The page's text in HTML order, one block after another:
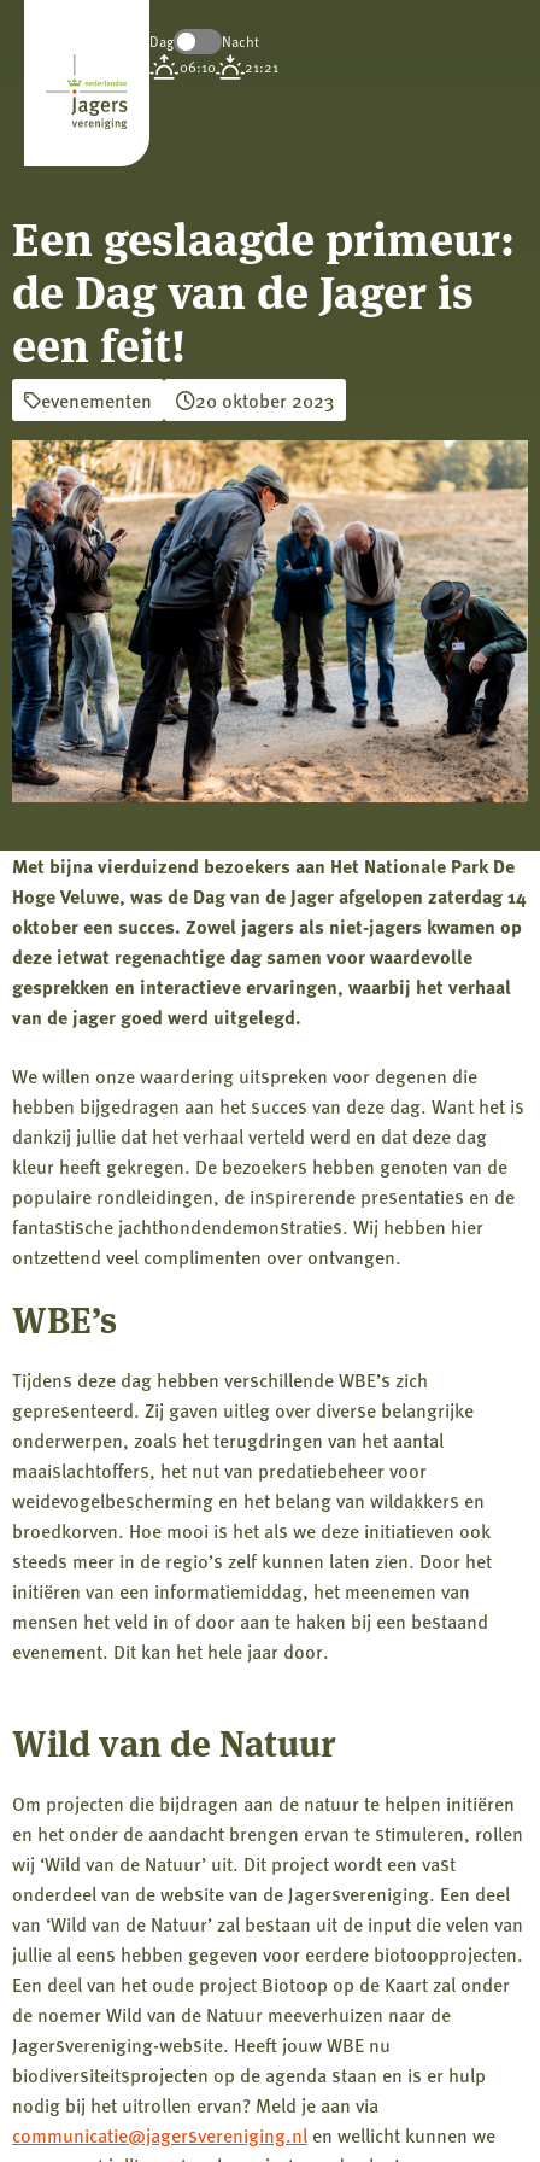
Koninklijke
Nederlandse
Jagersvereniging
Dag
Nacht
06:10
21:21
Een geslaagde primeur:
de Dag van de Jager is
een feit!
evenementen 20 oktober 2023
Met bijna vierduizend bezoekers aan Het Nationale Park De
Hoge Veluwe, was de Dag van de Jager afgelopen zaterdag 14
oktober een succes. Zowel jagers als niet-jagers kwamen op
deze ietwat regenachtige dag samen voor waardevolle
gesprekken en interactieve ervaringen, waarbij het verhaal
van de jager goed werd uitgelegd.
We willen onze waardering uitspreken voor degenen die
hebben bijgedragen aan het succes van deze dag. Want het is
dankzij jullie dat het verhaal verteld werd en dat deze dag
kleur heeft gekregen. De bezoekers hebben genoten van de
populaire rondleidingen, de inspirerende presentaties en de
fantastische jachthondendemonstraties. Wij hebben hier
ontzettend veel complimenten over ontvangen.
WBE’s
Tijdens deze dag hebben verschillende WBE’s zich
gepresenteerd. Zij gaven uitleg over diverse belangrijke
onderwerpen, zoals het terugdringen van het aantal
maaislachtoffers, het nut van predatiebeheer voor
weidevogelbescherming en het belang van wildakkers en
broedkorven. Hoe mooi is het als we deze initiatieven ook
steeds meer in de regio’s zelf kunnen laten zien. Door het
initiëren van een informatiemiddag, het meenemen van
mensen het veld in of door aan te haken bij een bestaand
evenement. Dit kan het hele jaar door.
Wild van de Natuur
Om projecten die bijdragen aan de natuur te helpen initiëren
en het onder de aandacht brengen ervan te stimuleren, rollen
wij ‘Wild van de Natuur’ uit. Dit project wordt een vast
onderdeel van de website van de Jagersvereniging. Een deel
van ‘Wild van de Natuur’ zal bestaan uit de input die velen van
jullie al eens hebben gegeven voor eerdere biotoopprojecten.
Een deel van het oude project Biotoop op de Kaart zal onder
de noemer Wild van de Natuur meeverhuizen naar de
Jagersvereniging-website. Heeft jouw WBE nu
biodiversiteitsprojecten op de agenda staan en is er hulp
nodig bij het uitrollen ervan? Meld je aan via
communicatie@jagersvereniging.nl en wellicht kunnen we